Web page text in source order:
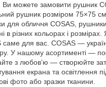
Ви можете замовити рушник
рушник розміром 75×75 см
для обличчя COSAS,
в різних кольорах і
саме для вас. COSAS —
У нашому асортименті —
з любов’ю — створюйте
екрана та освітлення
фото або зразки тканини.